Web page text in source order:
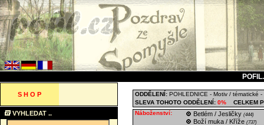
S H O P
VYHLEDAT ..
ODDĚLENÍ: POHLEDNICE - Motiv / tématické -
SLEVA TOHOTO ODDĚLENÍ: 0%
CELKEM
Náboženství:
Betlém / Jesličky (444)
Boží muka / Kříže (737)